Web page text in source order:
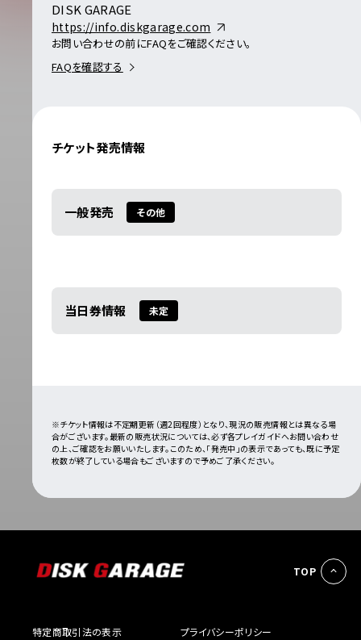
DISK GARAGE
https://info.diskgarage.com
お問い合わせの前にFAQをご確認ください。
FAQを確認する
チケット発売情報
一般発売 その他
当日券情報 未定
※チケット情報は不定期更新（週2回程度）となり、現況の販売情報とは異なる場
合がございます。最新の販売状況については、必ず各プレイガイドへお問い合わせ
の上、ご確認をお願いいたします。このため、「発売中」の表示であっても、既に予定
枚数が終了している場合もございますので予めご了承ください。
TOP
特定商取引法の表示 プライバシーポリシー